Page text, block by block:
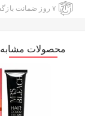
۷ روز ضمانت بازگشت کالا
محصولات مشابه